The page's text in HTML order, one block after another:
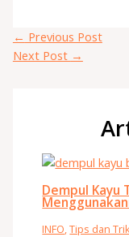
← Previous Post
Next Post →
Dempul Kayu
INFO,Tips dan